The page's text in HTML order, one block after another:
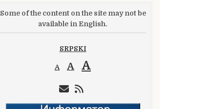
Some of the content on the site may not be
available in English.
SRPSKI
A A A